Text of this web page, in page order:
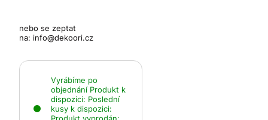
nebo se zeptat
na: info@dekoori.cz
Vyrábíme po
objednání Produkt k
dispozici: Poslední
kusy k dispozici: